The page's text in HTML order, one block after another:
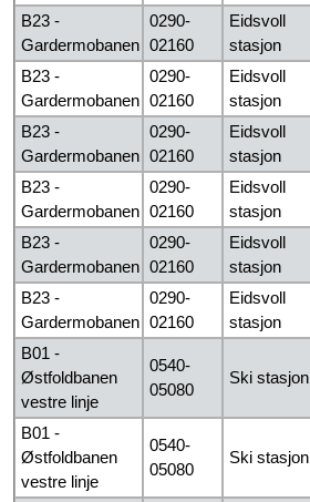
B23 -
Gardermobanen
0290-
02160
Eidsvoll
stasjon
B23 -
Gardermobanen
0290-
02160
Eidsvoll
stasjon
B23 -
Gardermobanen
0290-
02160
Eidsvoll
stasjon
B23 -
Gardermobanen
0290-
02160
Eidsvoll
stasjon
B23 -
Gardermobanen
0290-
02160
Eidsvoll
stasjon
B23 -
Gardermobanen
0290-
02160
Eidsvoll
stasjon
B01 -
Østfoldbanen
vestre linje
0540-
05080
Ski stasjon
B01 -
Østfoldbanen
vestre linje
0540-
05080
Ski stasjon